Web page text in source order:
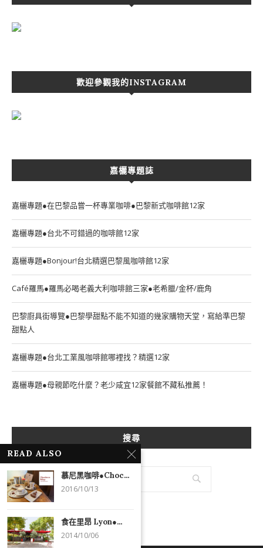
歡迎參觀我的INSTAGRAM
嘉欐專題誌
嘉欐專題●在巴黎品嘗一杯專業咖啡●巴黎新式咖啡館12家
嘉欐專題●台北不可錯過的咖啡館12家
嘉欐專題●Bonjour!台北精選巴黎風咖啡館12家
Café羅馬●羅馬必喝老義大利咖啡館三家●老希臘/金杯/鹿角
巴黎廚具街導覽●巴黎學甜點不能不知道的幾家購物天堂，寫給準巴黎
甜點人
嘉欐專題●台北工業風咖啡館哪裡找？精選12家
嘉欐專題●母親節吃什麼？老少咸宜12家餐館不藏私推薦！
搜尋
READ ALSO
慕尼黑咖啡●Choc...
2016/10/13
食在里昂 Lyon●...
2014/10/06